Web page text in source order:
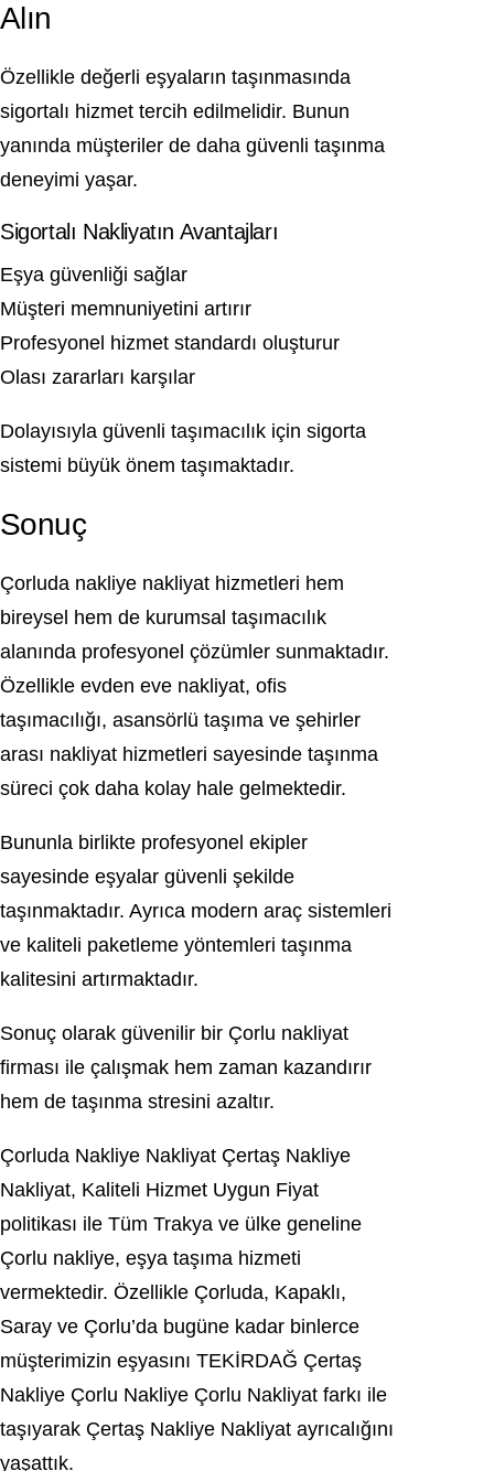
Alın
Özellikle değerli eşyaların taşınmasında
sigortalı hizmet tercih edilmelidir. Bunun
yanında müşteriler de daha güvenli taşınma
deneyimi yaşar.
Sigortalı Nakliyatın Avantajları
Eşya güvenliği sağlar
Müşteri memnuniyetini artırır
Profesyonel hizmet standardı oluşturur
Olası zararları karşılar
Dolayısıyla güvenli taşımacılık için sigorta
sistemi büyük önem taşımaktadır.
Sonuç
Çorluda nakliye nakliyat hizmetleri hem
bireysel hem de kurumsal taşımacılık
alanında profesyonel çözümler sunmaktadır.
Özellikle evden eve nakliyat, ofis
taşımacılığı, asansörlü taşıma ve şehirler
arası nakliyat hizmetleri sayesinde taşınma
süreci çok daha kolay hale gelmektedir.
Bununla birlikte profesyonel ekipler
sayesinde eşyalar güvenli şekilde
taşınmaktadır. Ayrıca modern araç sistemleri
ve kaliteli paketleme yöntemleri taşınma
kalitesini artırmaktadır.
Sonuç olarak güvenilir bir Çorlu nakliyat
firması ile çalışmak hem zaman kazandırır
hem de taşınma stresini azaltır.
Çorluda Nakliye Nakliyat Çertaş Nakliye
Nakliyat, Kaliteli Hizmet Uygun Fiyat
politikası ile Tüm Trakya ve ülke geneline
Çorlu nakliye, eşya taşıma hizmeti
vermektedir. Özellikle Çorluda, Kapaklı,
Saray ve Çorlu’da bugüne kadar binlerce
müşterimizin eşyasını TEKİRDAĞ Çertaş
Nakliye Çorlu Nakliye Çorlu Nakliyat farkı ile
taşıyarak Çertaş Nakliye Nakliyat ayrıcalığını
yaşattık.